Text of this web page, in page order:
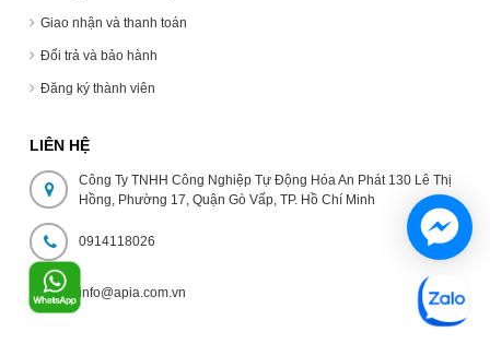
Giao nhận và thanh toán
Đổi trả và bảo hành
Đăng ký thành viên
LIÊN HỆ
Công Ty TNHH Công Nghiệp Tự Động Hóa An Phát 130 Lê Thị
Hồng, Phường 17, Quận Gò Vấp, TP. Hồ Chí Minh
0914118026
info@apia.com.vn